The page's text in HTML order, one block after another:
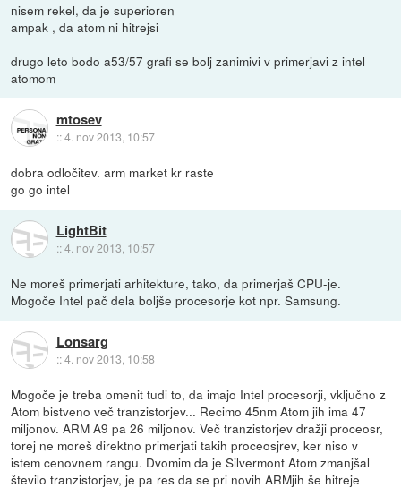
nisem rekel, da je superioren
ampak , da atom ni hitrejsi
drugo leto bodo a53/57 grafi se bolj zanimivi v primerjavi z intel
atomom
mtosev
::4. nov 2013, 10:57
dobra odločitev. arm market kr raste
go go intel
LightBit
::4. nov 2013, 10:57
Ne moreš primerjati arhitekture, tako, da primerjaš CPU-je.
Mogoče Intel pač dela boljše procesorje kot npr. Samsung.
Lonsarg
::4. nov 2013, 10:58
Mogoče je treba omenit tudi to, da imajo Intel procesorji, vključno z
Atom bistveno več tranzistorjev... Recimo 45nm Atom jih ima 47
miljonov. ARM A9 pa 26 miljonov. Več tranzistorjev dražji proceosr,
torej ne moreš direktno primerjati takih proceosjrev, ker niso v
istem cenovnem rangu. Dvomim da je Silvermont Atom zmanjšal
število tranzistorjev, je pa res da se pri novih ARMjih še hitreje